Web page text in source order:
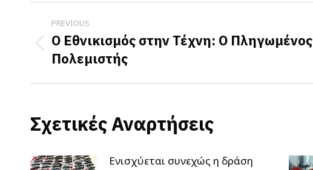
Post
navigation
PREVIOUS
Previous
post:
O Εθνικισμός στην Τέχνη: Ο Πληγωμένος
Πολεμιστής
Σχετικές Αναρτήσεις
Ενισχύεται συνεχώς η δράση